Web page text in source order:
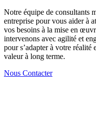
Notre équipe de consultants
entreprise pour vous aider à
vos besoins à la mise en
intervenons avec agilité et
pour s’adapter à votre
valeur à long terme.
Nous Contacter